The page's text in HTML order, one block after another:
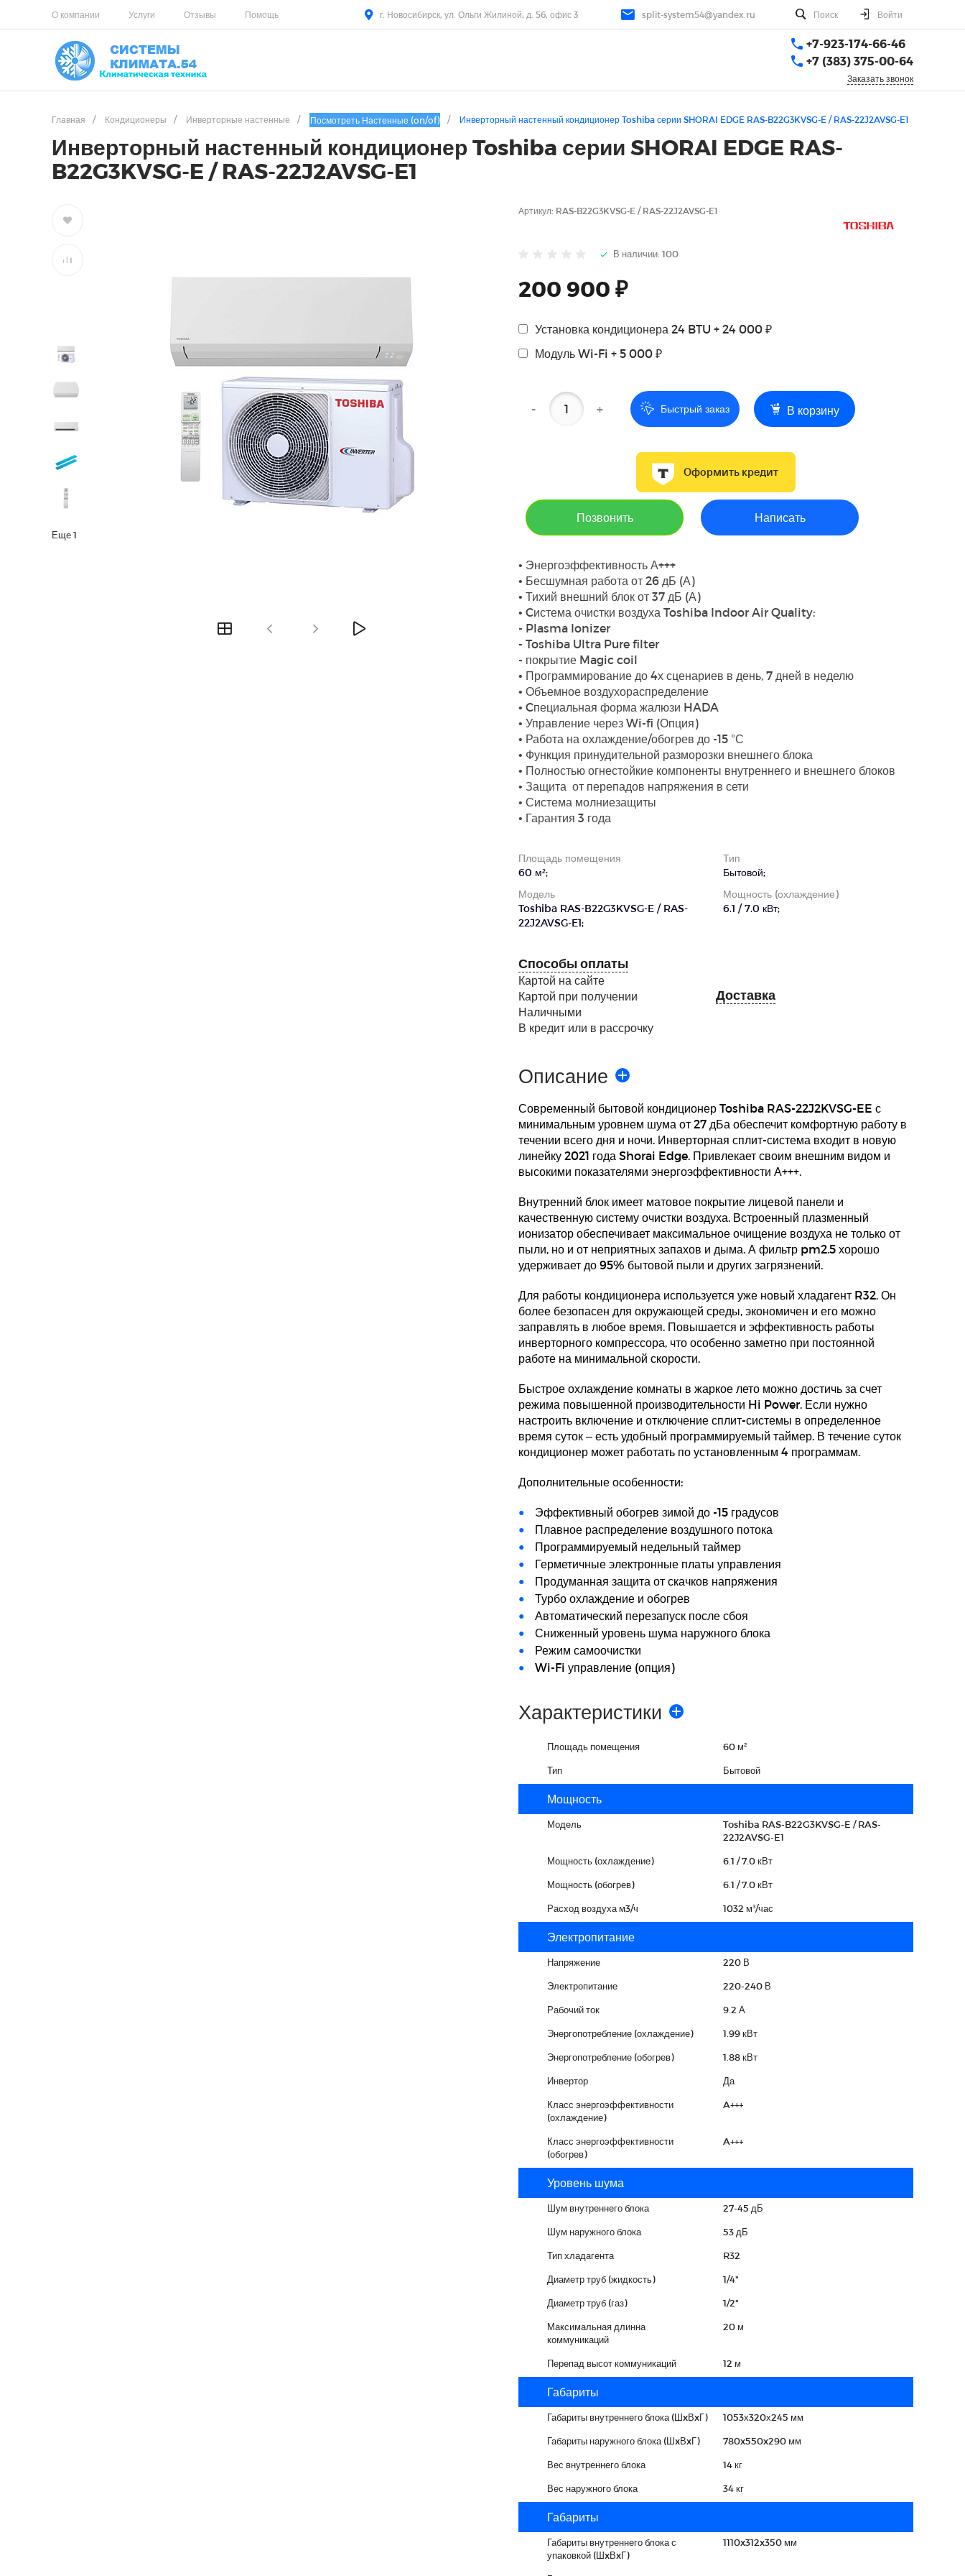
О компании Услуги Отзывы Помощь г. Новосибирск, ул. Ольги Жилиной, д. 56, офис 3 split-system54@yandex.ru Поиск Войти
+7-923-174-66-46
+7 (383) 375-00-64
Заказать звонок
Главная / Кондиционеры / Инверторные настенные / Посмотреть Настенные (on/of) / Инверторный настенный кондиционер Toshiba серии SHORAI EDGE RAS-B22G3KVSG-E / RAS-22J2AVSG-E1
Инверторный настенный кондиционер Toshiba серии SHORAI EDGE RAS-
B22G3KVSG-E / RAS-22J2AVSG-E1
Еще1
Артикул: RAS-B22G3KVSG-E / RAS-22J2AVSG-E1
В наличии: 100
200 900 ₽
Установка кондиционера 24 BTU + 24 000 ₽
Модуль Wi-Fi + 5 000 ₽
- + Быстрый заказ В корзину
Оформить кредит
Позвонить Написать
• Энергоэффективность А+++
• Бесшумная работа от 26 дБ (А)
• Тихий внешний блок от 37 дБ (А)
• Cистема очистки воздуха Toshiba Indoor Air Quality:
- Plasma Ionizer
- Toshiba Ultra Pure filter
- покрытие Magic coil
• Программирование до 4х сценариев в день, 7 дней в неделю
• Объемное воздухораспределение
• Cпециальная форма жалюзи HADA
• Управление через Wi-fi (Опция)
• Работа на охлаждение/обогрев до -15 °С
• Функция принудительной разморозки внешнего блока
• Полностью огнестойкие компоненты внутреннего и внешнего блоков
• Защита от перепадов напряжения в сети
• Система молниезащиты
• Гарантия 3 года
Площадь помещения
60 м²;
Тип
Бытовой;
Модель
Toshiba RAS-B22G3KVSG-E / RAS-
22J2AVSG-E1;
Мощность (охлаждение)
6.1 / 7.0 кВт;
Способы оплаты
Картой на сайте
Картой при получении
Наличными
В кредит или в рассрочку
Доставка
Описание
Современный бытовой кондиционер Toshiba RAS-22J2KVSG-EE с
минимальным уровнем шума от 27 дБа обеспечит комфортную работу в
течении всего дня и ночи. Инверторная сплит-система входит в новую
линейку 2021 года Shorai Edge. Привлекает своим внешним видом и
высокими показателями энергоэффективности А+++.
Внутренний блок имеет матовое покрытие лицевой панели и
качественную систему очистки воздуха. Встроенный плазменный
ионизатор обеспечивает максимальное очищение воздуха не только от
пыли, но и от неприятных запахов и дыма. А фильтр pm2.5 хорошо
удерживает до 95% бытовой пыли и других загрязнений.
Для работы кондиционера используется уже новый хладагент R32. Он
более безопасен для окружающей среды, экономичен и его можно
заправлять в любое время. Повышается и эффективность работы
инверторного компрессора, что особенно заметно при постоянной
работе на минимальной скорости.
Быстрое охлаждение комнаты в жаркое лето можно достичь за счет
режима повышенной производительности Hi Power. Если нужно
настроить включение и отключение сплит-системы в определенное
время суток – есть удобный программируемый таймер. В течение суток
кондиционер может работать по установленным 4 программам.
Дополнительные особенности:
Эффективный обогрев зимой до -15 градусов
Плавное распределение воздушного потока
Программируемый недельный таймер
Герметичные электронные платы управления
Продуманная защита от скачков напряжения
Турбо охлаждение и обогрев
Автоматический перезапуск после сбоя
Сниженный уровень шума наружного блока
Режим самоочистки
Wi-Fi управление (опция)
Характеристики
Площадь помещения 60 м²
Тип Бытовой
Мощность
Модель
Toshiba RAS-B22G3KVSG-E / RAS-
22J2AVSG-E1
Мощность (охлаждение) 6.1 / 7.0 кВт
Мощность (обогрев) 6.1 / 7.0 кВт
Расход воздуха м3/ч 1032 м³/час
Электропитание
Напряжение 220 В
Электропитание 220-240 В
Рабочий ток 9.2 А
Энергопотребление (охлаждение) 1.99 кВт
Энергопотребление (обогрев) 1.88 кВт
Инвертор Да
Класс энергоэффективности
(охлаждение)
A+++
Класс энергоэффективности
(обогрев)
A+++
Уровень шума
Шум внутреннего блока 27-45 дБ
Шум наружного блока 53 дБ
Тип хладагента R32
Диаметр труб (жидкость) 1/4"
Диаметр труб (газ) 1/2"
Максимальная длинна
коммуникаций
20 м
Перепад высот коммуникаций 12 м
Габариты
Габариты внутреннего блока (ШxВxГ) 1053х320х245 мм
Габариты наружного блока (ШxВxГ) 780x550x290 мм
Вес внутреннего блока 14 кг
Вес наружного блока 34 кг
Габариты
Габариты внутреннего блока с
упаковкой (ШxВxГ)
1110x312x350 мм